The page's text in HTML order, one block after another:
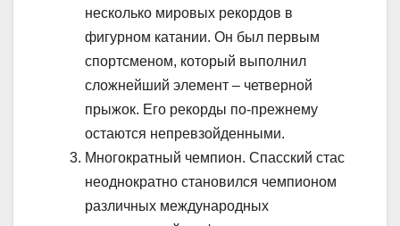
несколько мировых рекордов в
фигурном катании. Он был первым
спортсменом, который выполнил
сложнейший элемент – четверной
прыжок. Его рекорды по-прежнему
остаются непревзойденными.
Многократный чемпион. Спасский стас
неоднократно становился чемпионом
различных международных